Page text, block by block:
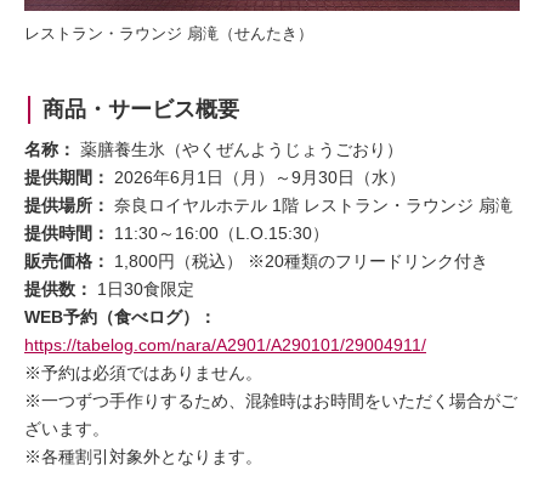
レストラン・ラウンジ 扇滝（せんたき）
商品・サービス概要
名称： 薬膳養生氷（やくぜんようじょうごおり）
提供期間：
2026年6月1日（月）～9月30日（水）
提供場所： 奈良ロイヤルホテル 1階 レストラン・ラウンジ 扇滝
提供時間：
11:30～16:00（L.O.15:30）
販売価格：
1,800円（税込） ※20種類のフリードリンク付き
提供数：
1日30食限定
WEB予約（食べログ）：
https://tabelog.com/nara/A2901/A290101/29004911/
※予約は必須ではありません。
※一つずつ手作りするため、混雑時はお時間をいただく場合がご
ざいます。
※各種割引対象外となります。